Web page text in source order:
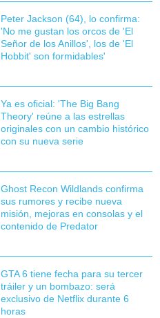
Peter Jackson (64), lo confirma:
'No me gustan los orcos de 'El
Señor de los Anillos', los de 'El
Hobbit' son formidables'
Ya es oficial: 'The Big Bang
Theory' reúne a las estrellas
originales con un cambio histórico
con su nueva serie
Ghost Recon Wildlands confirma
sus rumores y recibe nueva
misión, mejoras en consolas y el
contenido de Predator
GTA 6 tiene fecha para su tercer
tráiler y un bombazo: será
exclusivo de Netflix durante 6
horas